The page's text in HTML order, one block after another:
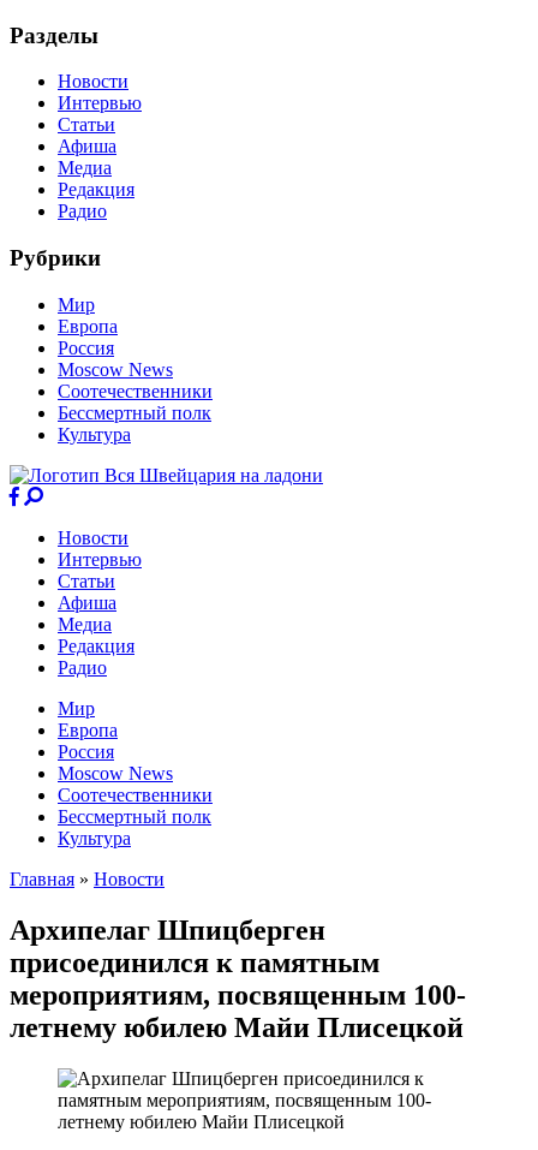
Разделы
Новости
Интервью
Статьи
Афиша
Медиа
Редакция
Радио
Рубрики
Мир
Европа
Россия
Moscow News
Соотечественники
Бессмертный полк
Культура
Новости
Интервью
Статьи
Афиша
Медиа
Редакция
Радио
Мир
Европа
Россия
Moscow News
Соотечественники
Бессмертный полк
Культура
Главная » Новости
Архипелаг Шпицберген
присоединился к памятным
мероприятиям, посвященным 100-
летнему юбилею Майи Плисецкой